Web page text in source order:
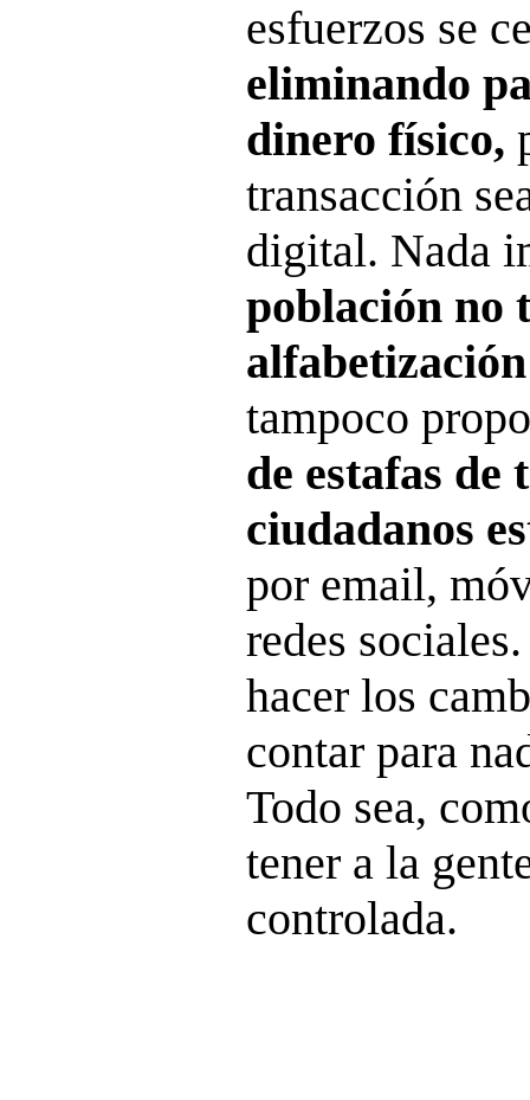
esfuerzos se
eliminando
dinero físico,
transacción
digital. Nada
población no
tampoco
de estafas de
ciudadanos
por email,
redes
hacer los
contar para
Todo sea,
tener a la
controlada.